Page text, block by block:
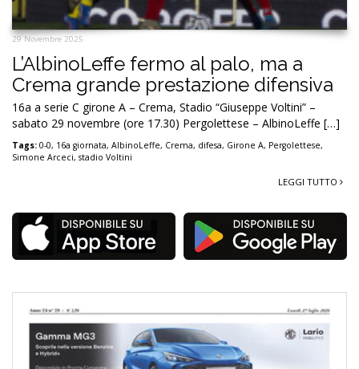
29 Novembre 2025
L’AlbinoLeffe fermo al palo, ma a
Crema grande prestazione difensiva
16a a serie C girone A – Crema, Stadio “Giuseppe Voltini” –
sabato 29 novembre (ore 17.30) Pergolettese – AlbinoLeffe […]
Tags: 0-0, 16a giornata, AlbinoLeffe, Crema, difesa, Girone A, Pergolettese,
Simone Arceci, stadio Voltini
LEGGI TUTTO